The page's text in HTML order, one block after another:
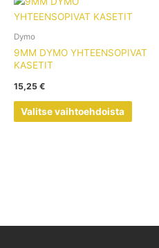
Dymo
9MM DYMO YHTEENSOPIVAT
KASETIT
15,25 €
Valitse vaihtoehdoista